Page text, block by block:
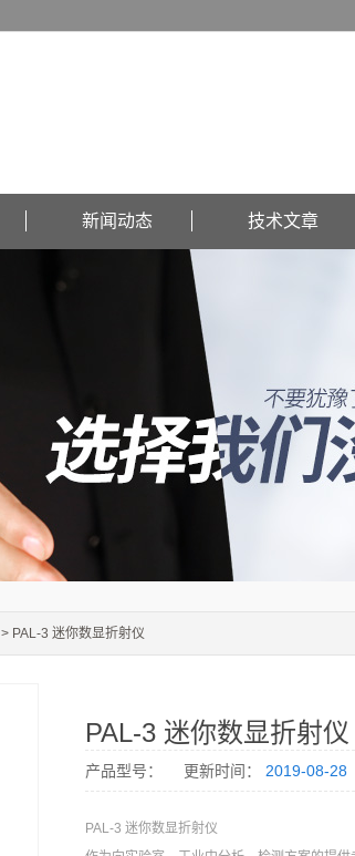
新闻动态 技术文章
> PAL-3 迷你数显折射仪
PAL-3 迷你数显折射仪
产品型号： 更新时间： 2019-08-28
PAL-3 迷你数显折射仪